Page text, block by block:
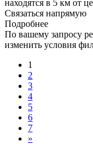
находятся в 5 км от
Связаться напрямую
Подробнее
По вашему запросу
изменить условия
1
2
3
4
5
6
7
»